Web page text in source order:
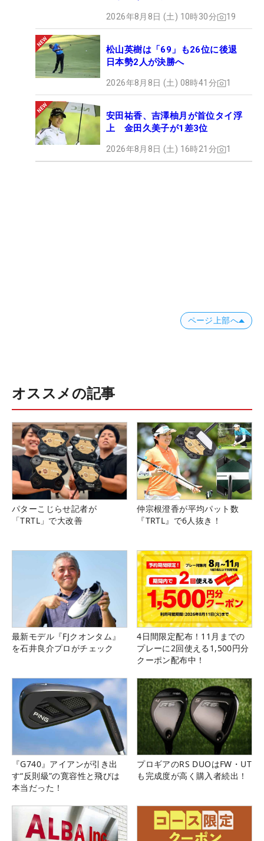
2026年8月8日 (土) 10時30分 19
松山英樹は「69」も26位に後退
日本勢2人が決勝へ
2026年8月8日 (土) 08時41分 1
安田祐香、吉澤柚月が首位タイ浮
上 金田久美子が1差3位
2026年8月8日 (土) 16時21分 1
ページ上部へ
オススメの記事
パターこじらせ記者が
「TRTL」で大改善
仲宗根澄香が平均パット数
『TRTL』で6人抜き！
最新モデル『FJクオンタム』
を石井良介プロがチェック
4日間限定配布！11月までの
プレーに2回使える1,500円分
クーポン配布中！
『G740』アイアンが引き出
す“反則級”の寛容性と飛びは
本当だった！
プロギアのRS DUOはFW・UT
も完成度が高く購入者続出！